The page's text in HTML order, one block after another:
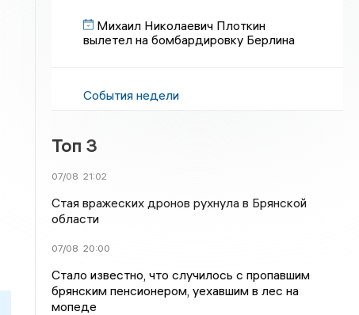
Михаил Николаевич Плоткин
вылетел на бомбардировку Берлина
События недели
Топ 3
07/08 21:02
Стая вражеских дронов рухнула в Брянской
области
07/08 20:00
Стало известно, что случилось с пропавшим
брянским пенсионером, уехавшим в лес на
мопеде